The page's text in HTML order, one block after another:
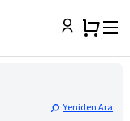
Yeniden Ara